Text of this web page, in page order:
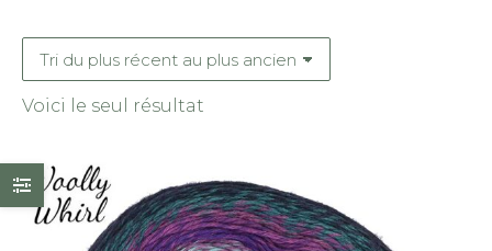
Voici le seul résultat